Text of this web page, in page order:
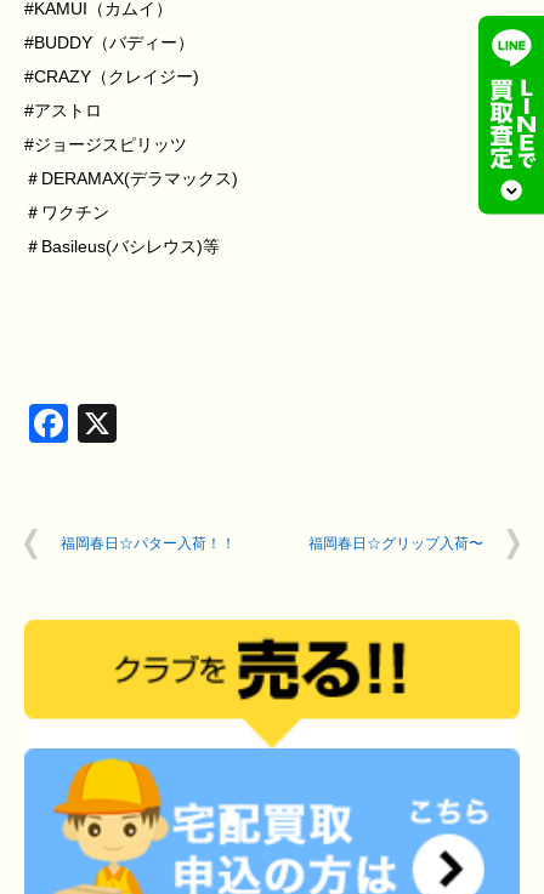
#KAMUI（カムイ）
#BUDDY（バディー）
#CRAZY（クレイジー)
#アストロ
#ジョージスピリッツ
＃DERAMAX(デラマックス)
＃ワクチン
＃Basileus(バシレウス)等
Facebook
福岡春日☆パター入荷！！ 福岡春日☆グリップ入荷〜